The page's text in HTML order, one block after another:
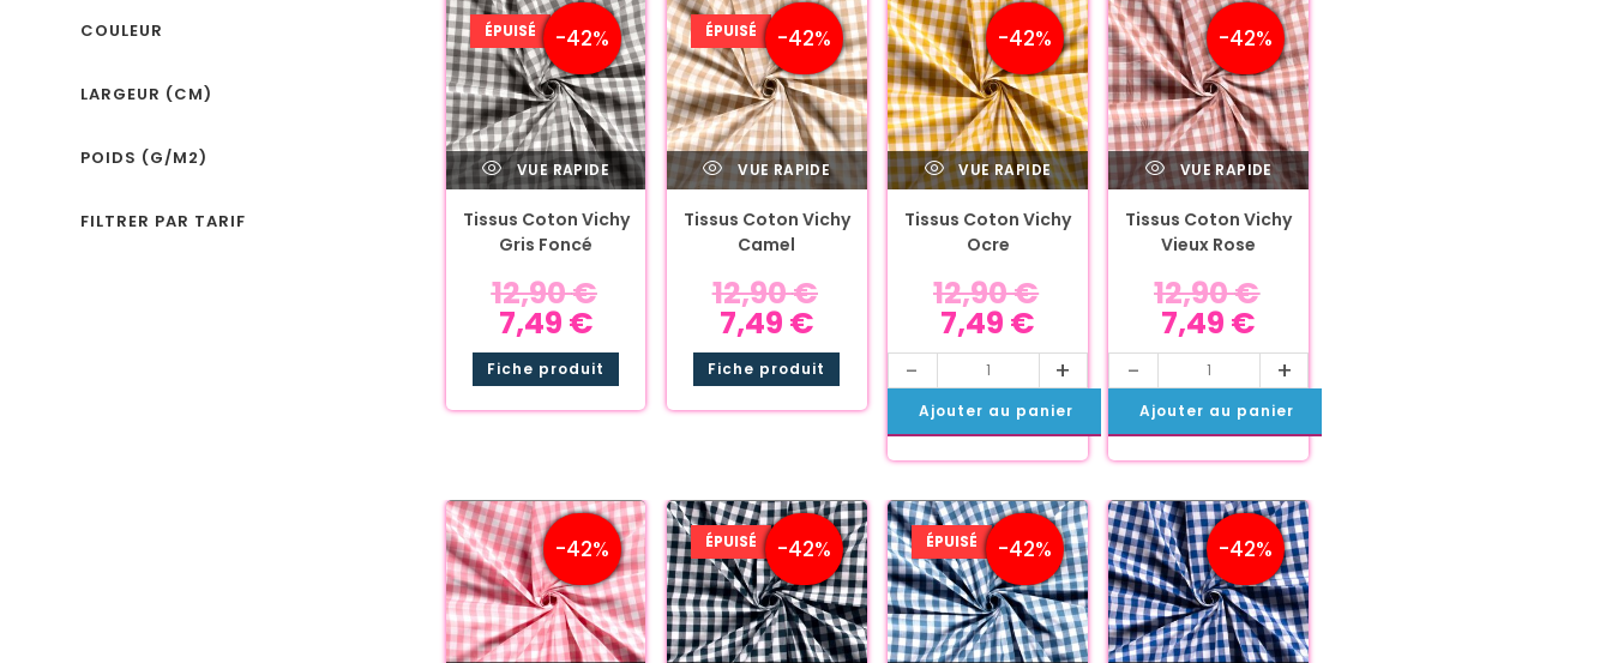
-42%
ÉPUISÉ
VUE RAPIDE
Tissus Coton Vichy
Gris Foncé
12,90€
7,49 €
Fiche produit
-42%
ÉPUISÉ
VUE RAPIDE
Tissus Coton Vichy
Camel
12,90€
7,49 €
Fiche produit
-42%
VUE RAPIDE
Tissus Coton Vichy
Ocre
12,90€
7,49 €
- +
Ajouter au panier
-42%
VUE RAPIDE
Tissus Coton Vichy
Vieux Rose
12,90€
7,49 €
- +
Ajouter au panier
-42% -42%
ÉPUISÉ -42%
ÉPUISÉ -42%
COULEUR
LARGEUR (CM)
POIDS (G/M2)
FILTRER PAR TARIF